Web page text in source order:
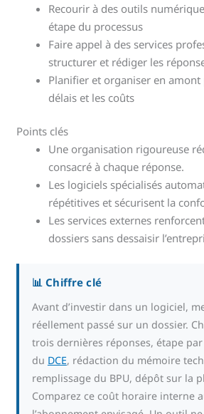
Recourir à des outils
étape du processus
Faire appel à des services
structurer et rédiger les
Planifier et organiser en
délais et les coûts
Points clés
Une organisation rigoureuse
consacré à chaque réponse.
Les logiciels spécialisés
répétitives et sécurisent la
Les services externes
dossiers sans dessaisir
📊 Chiffre clé
Avant d’investir dans un logiciel,
réellement passé sur un dossier.
trois dernières réponses, étape
du DCE, rédaction du mémoire
remplissage du BPU, dépôt sur la
Comparez ce coût horaire interne